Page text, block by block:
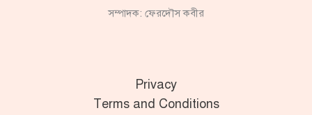
সম্পাদক: ফেরদৌস কবীর
Privacy
Terms and Conditions